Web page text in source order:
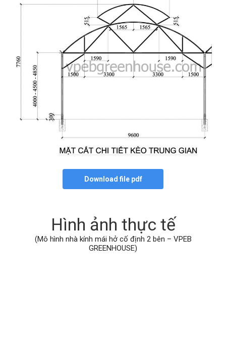
Download file pdf
Hình ảnh thực tế
(Mô hình nhà kính mái hở cố định 2 bên – VPEB
GREENHOUSE)